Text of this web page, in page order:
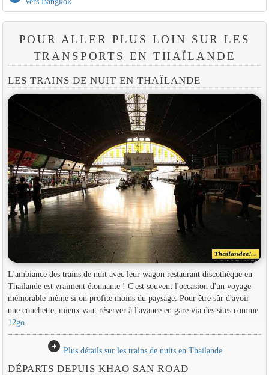
POUR ALLER PLUS LOIN SUR LES
TRANSPORTS EN THAÏLANDE
LES TRAINS DE NUIT EN THAÏLANDE
L'ambiance des trains de nuit avec leur wagon restaurant discothèque en
Thaïlande est vraiment étonnante ! C'est souvent l'occasion d'un voyage
mémorable même si on profite moins du paysage. Pour être sûr d'avoir
une couchette, mieux vaut réserver à l'avance en gare via des sites comme
12go.
arrow_circle_right Plus détails sur les trains de nuits en Thaïlande
DÉPARTS DEPUIS KHAO SAN ROAD